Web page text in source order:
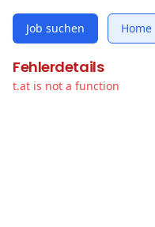
Job suchen Home
Fehlerdetails
t.at is not a function